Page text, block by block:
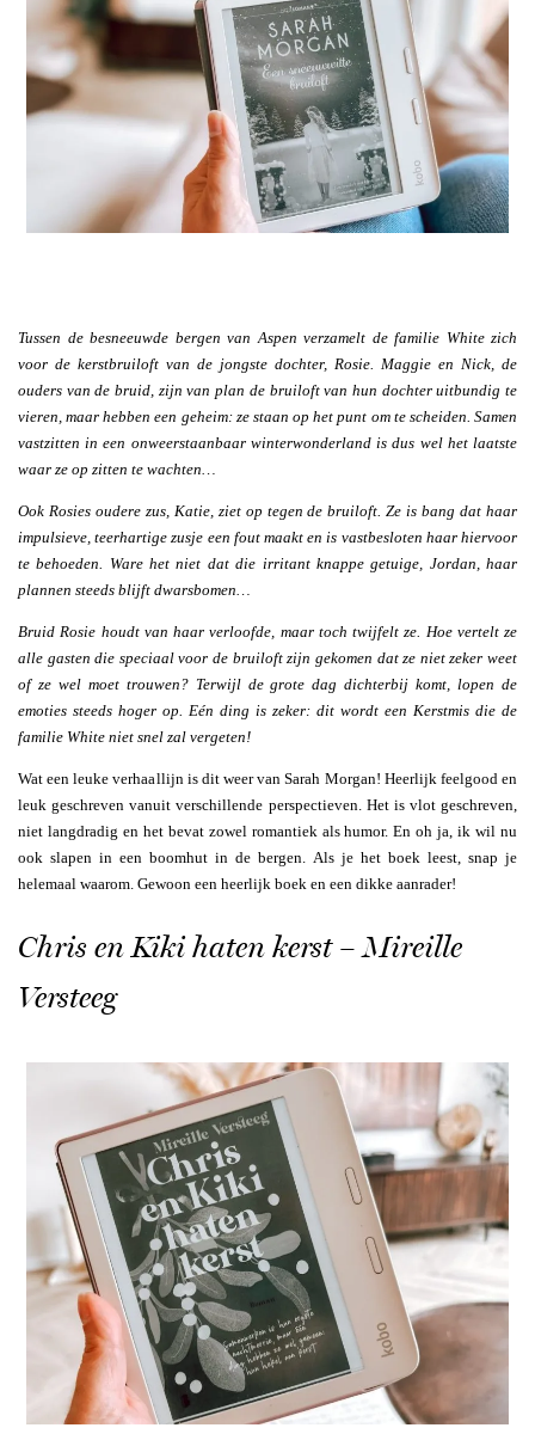
Tussen de besneeuwde bergen van Aspen verzamelt de familie White zich
voor de kerstbruiloft van de jongste dochter, Rosie. Maggie en Nick, de
ouders van de bruid, zijn van plan de bruiloft van hun dochter uitbundig te
vieren, maar hebben een geheim: ze staan op het punt om te scheiden. Samen
vastzitten in een onweerstaanbaar winterwonderland is dus wel het laatste
waar ze op zitten te wachten…
Ook Rosies oudere zus, Katie, ziet op tegen de bruiloft. Ze is bang dat haar
impulsieve, teerhartige zusje een fout maakt en is vastbesloten haar hiervoor
te behoeden. Ware het niet dat die irritant knappe getuige, Jordan, haar
plannen steeds blijft dwarsbomen…
Bruid Rosie houdt van haar verloofde, maar toch twijfelt ze. Hoe vertelt ze
alle gasten die speciaal voor de bruiloft zijn gekomen dat ze niet zeker weet
of ze wel moet trouwen? Terwijl de grote dag dichterbij komt, lopen de
emoties steeds hoger op. Eén ding is zeker: dit wordt een Kerstmis die de
familie White niet snel zal vergeten!
Wat een leuke verhaallijn is dit weer van Sarah Morgan! Heerlijk feelgood en
leuk geschreven vanuit verschillende perspectieven. Het is vlot geschreven,
niet langdradig en het bevat zowel romantiek als humor. En oh ja, ik wil nu
ook slapen in een boomhut in de bergen. Als je het boek leest, snap je
helemaal waarom. Gewoon een heerlijk boek en een dikke aanrader!
Chris en Kiki haten kerst – Mireille
Versteeg